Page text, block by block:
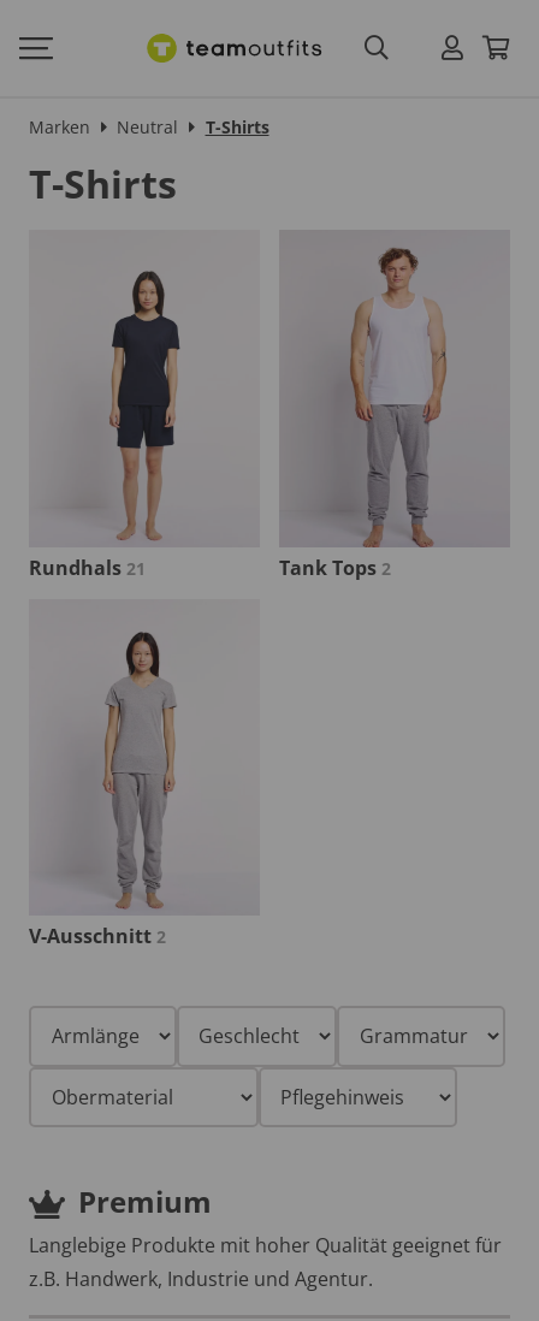
Marken Neutral T-Shirts
T-Shirts
Rundhals 21 Tank Tops 2
V-Ausschnitt 2
Premium
Langlebige Produkte mit hoher Qualität geeignet für
z.B. Handwerk, Industrie und Agentur.